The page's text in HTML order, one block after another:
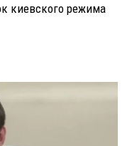
киевского режима